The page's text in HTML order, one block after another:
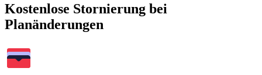
Kostenlose Stornierung bei
Planänderungen